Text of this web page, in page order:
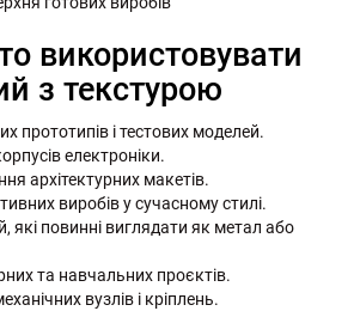
використовувати
з текстурою
прототипів і тестових моделей.
електроніки.
архітектурних макетів.
виробів у сучасному стилі.
які повинні виглядати як метал або
та навчальних проєктів.
вузлів і кріплень.